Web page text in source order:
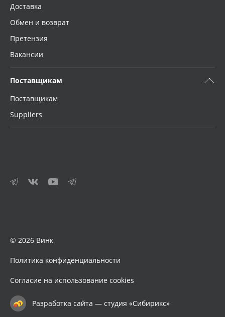
Доставка
Обмен и возврат
Претензия
Вакансии
Поставщикам
Поставщикам
Suppliers
© 2026 Винк
Политика конфиденциальности
Согласие на использование cookies
Разработка сайта — студия «Сибирикс»